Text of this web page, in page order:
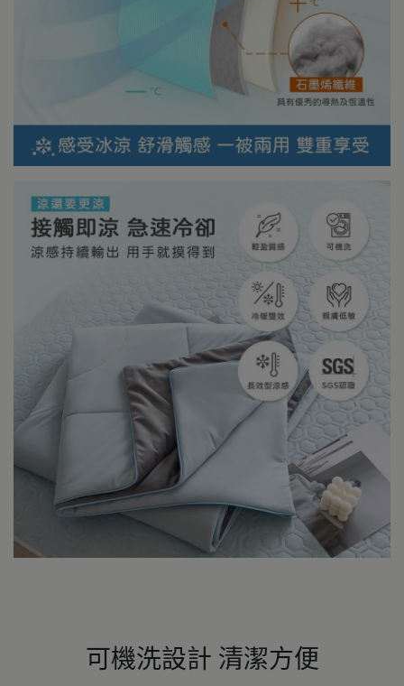
可機洗設計 清潔方便